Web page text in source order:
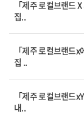
「제주 로컬브랜드
집..
「제주 로컬브랜드
집 ..
「제주 로컬브랜드
내..